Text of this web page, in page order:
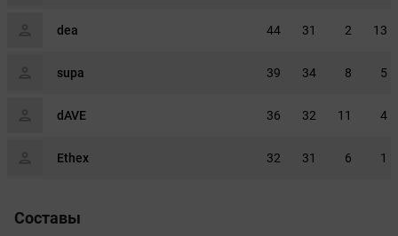
dea 44 31 2 13
supa 39 34 8 5
dAVE 36 32 11 4
Ethex 32 31 6 1
Составы